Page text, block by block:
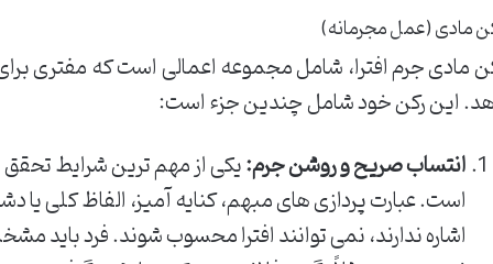
مادی (عمل مجرمانه)
مادی جرم افترا، شامل مجموعه اعمالی است که مفتری
این رکن خود شامل چندین جزء است:
انتساب صریح و روشن جرم:یکی از مهم ترین شرایط
است. عبارت پردازی های مبهم، کنایه آمیز، الفاظ کلی
اشاره ندارند، نمی توانند افترا محسوب شوند. فرد باید